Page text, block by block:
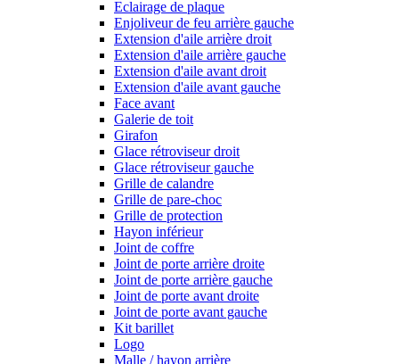
Eclairage de plaque
Enjoliveur de feu arrière gauche
Extension d'aile arrière droit
Extension d'aile arrière gauche
Extension d'aile avant droit
Extension d'aile avant gauche
Face avant
Galerie de toit
Girafon
Glace rétroviseur droit
Glace rétroviseur gauche
Grille de calandre
Grille de pare-choc
Grille de protection
Hayon inférieur
Joint de coffre
Joint de porte arrière droite
Joint de porte arrière gauche
Joint de porte avant droite
Joint de porte avant gauche
Kit barillet
Logo
Malle / hayon arrière